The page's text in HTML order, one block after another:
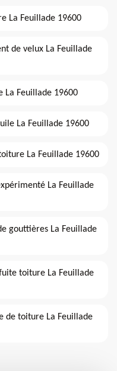
La Feuillade 19600
de velux La Feuillade
La Feuillade 19600
La Feuillade 19600
La Feuillade 19600
La Feuillade
gouttières La Feuillade
toiture La Feuillade
de toiture La Feuillade